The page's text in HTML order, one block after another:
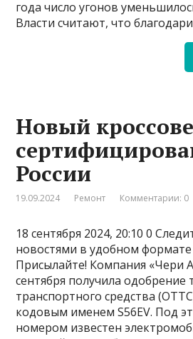
года число угонов
Власти считают, что
Новый
России
19.09.2024 Ремонт Комментарии: 0
18 сентября 2024, 20:10 0
новостями в удобном формате
Присылайте! Компания «Чери
сентября получила одобрение
транспортного средства
кодовым именем S56EV. Под
номером известен